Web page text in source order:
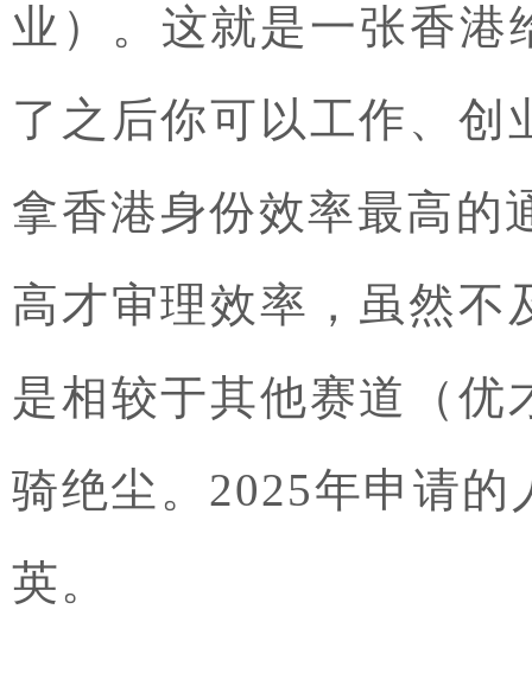
业）。这就是一张香港
了之后你可以工作、创
拿香港身份效率最高的
高才审理效率，虽然不
是相较于其他赛道（优
骑绝尘。2025年申请
英。